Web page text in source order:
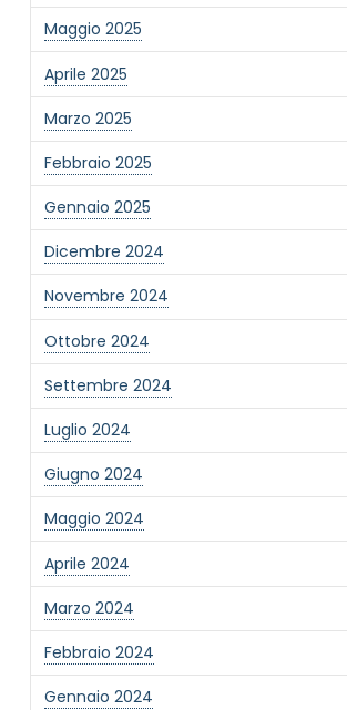
Maggio 2025
Aprile 2025
Marzo 2025
Febbraio 2025
Gennaio 2025
Dicembre 2024
Novembre 2024
Ottobre 2024
Settembre 2024
Luglio 2024
Giugno 2024
Maggio 2024
Aprile 2024
Marzo 2024
Febbraio 2024
Gennaio 2024
NOME STRUTTURA
MAIL REFERENTE
MOTIVO DEL CONTATTO
Informativa Privacy
Ho preso visione
Privacy Policy completa
Newsletter
Desidero rimanere aggiornato
novità dell'Associazione tramite
newsletter